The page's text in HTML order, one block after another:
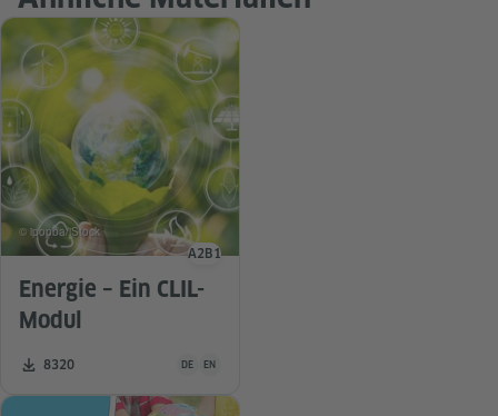
Energie – Ein CLIL-
Modul
Zahl der Downloads:
8320 Unterrichtsmaterial ist in folgenden Sprachen
DE EN
© ipopba/iStock
Sprachniveau
A2 B1